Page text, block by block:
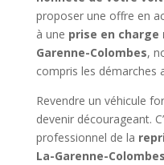
proposer une offre en
à une prise en
Garenne-Colombes,
compris les démarches
Revendre un véhicule
devenir décourageant.
professionnel de la
La-Garenne-Colombes